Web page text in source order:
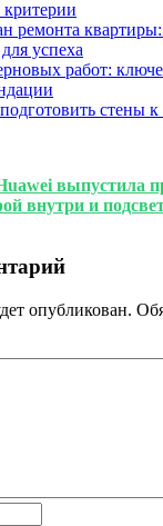
критерии
ремонта
успеха
работ:
стены
выпустила
внутри и
опубликован.